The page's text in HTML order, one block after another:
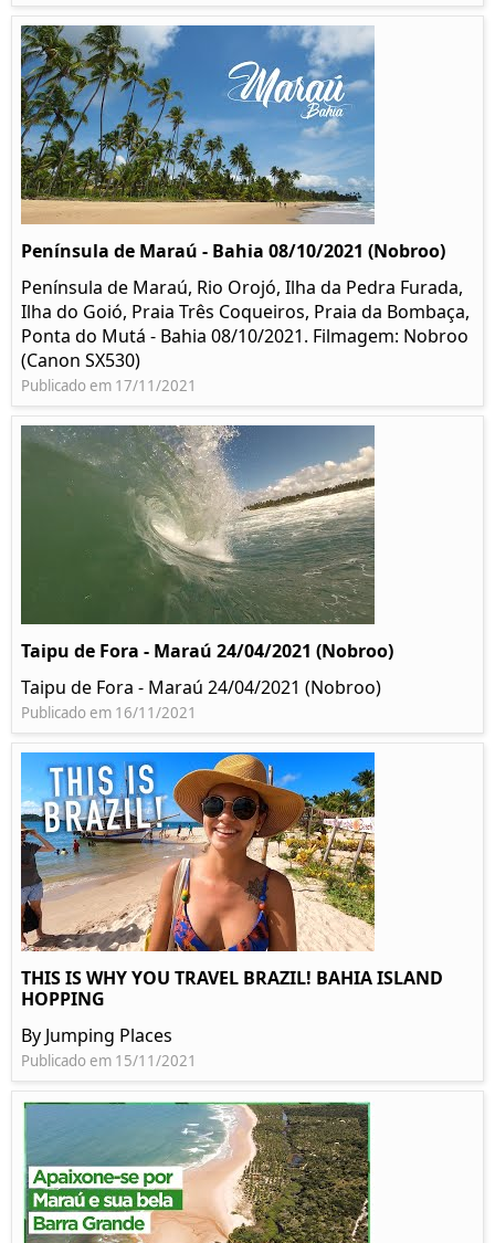
Península de Maraú - Bahia 08/10/2021 (Nobroo)
Península de Maraú, Rio Orojó, Ilha da Pedra Furada,
Ilha do Goió, Praia Três Coqueiros, Praia da Bombaça,
Ponta do Mutá - Bahia 08/10/2021. Filmagem: Nobroo
(Canon SX530)
Publicado em 17/11/2021
Taipu de Fora - Maraú 24/04/2021 (Nobroo)
Taipu de Fora - Maraú 24/04/2021 (Nobroo)
Publicado em 16/11/2021
THIS IS WHY YOU TRAVEL BRAZIL! BAHIA ISLAND
HOPPING
By Jumping Places
Publicado em 15/11/2021